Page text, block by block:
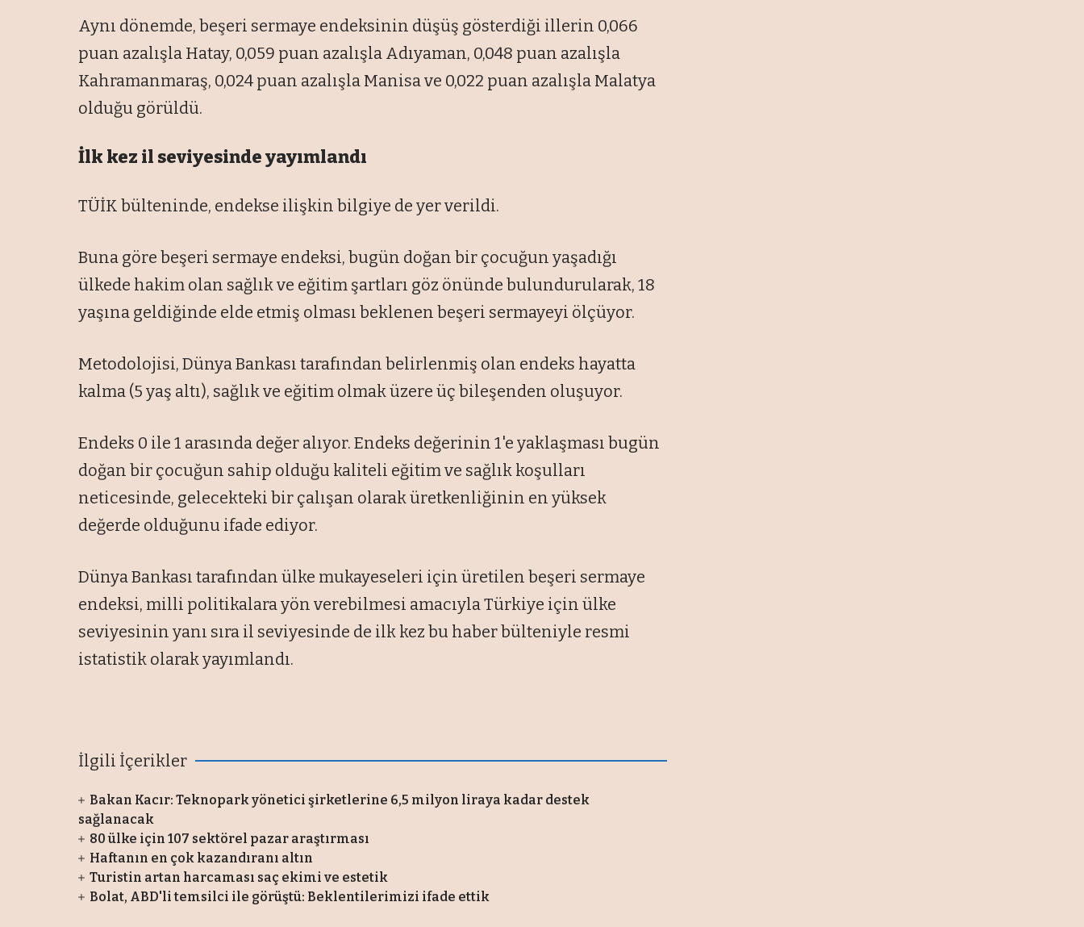
Aynı dönemde, beşeri sermaye endeksinin düşüş gösterdiği illerin 0,066
puan azalışla Hatay, 0,059 puan azalışla Adıyaman, 0,048 puan azalışla
Kahramanmaraş, 0,024 puan azalışla Manisa ve 0,022 puan azalışla Malatya
olduğu görüldü.
İlk kez il seviyesinde yayımlandı
TÜİK bülteninde, endekse ilişkin bilgiye de yer verildi.
Buna göre beşeri sermaye endeksi, bugün doğan bir çocuğun yaşadığı
ülkede hakim olan sağlık ve eğitim şartları göz önünde bulundurularak, 18
yaşına geldiğinde elde etmiş olması beklenen beşeri sermayeyi ölçüyor.
Metodolojisi, Dünya Bankası tarafından belirlenmiş olan endeks hayatta
kalma (5 yaş altı), sağlık ve eğitim olmak üzere üç bileşenden oluşuyor.
Endeks 0 ile 1 arasında değer alıyor. Endeks değerinin 1'e yaklaşması bugün
doğan bir çocuğun sahip olduğu kaliteli eğitim ve sağlık koşulları
neticesinde, gelecekteki bir çalışan olarak üretkenliğinin en yüksek
değerde olduğunu ifade ediyor.
Dünya Bankası tarafından ülke mukayeseleri için üretilen beşeri sermaye
endeksi, milli politikalara yön verebilmesi amacıyla Türkiye için ülke
seviyesinin yanı sıra il seviyesinde de ilk kez bu haber bülteniyle resmi
istatistik olarak yayımlandı.
İlgili İçerikler
Bakan Kacır: Teknopark yönetici şirketlerine 6,5 milyon liraya kadar destek
sağlanacak
80 ülke için 107 sektörel pazar araştırması
Haftanın en çok kazandıranı altın
Turistin artan harcaması saç ekimi ve estetik
Bolat, ABD'li temsilci ile görüştü: Beklentilerimizi ifade ettik